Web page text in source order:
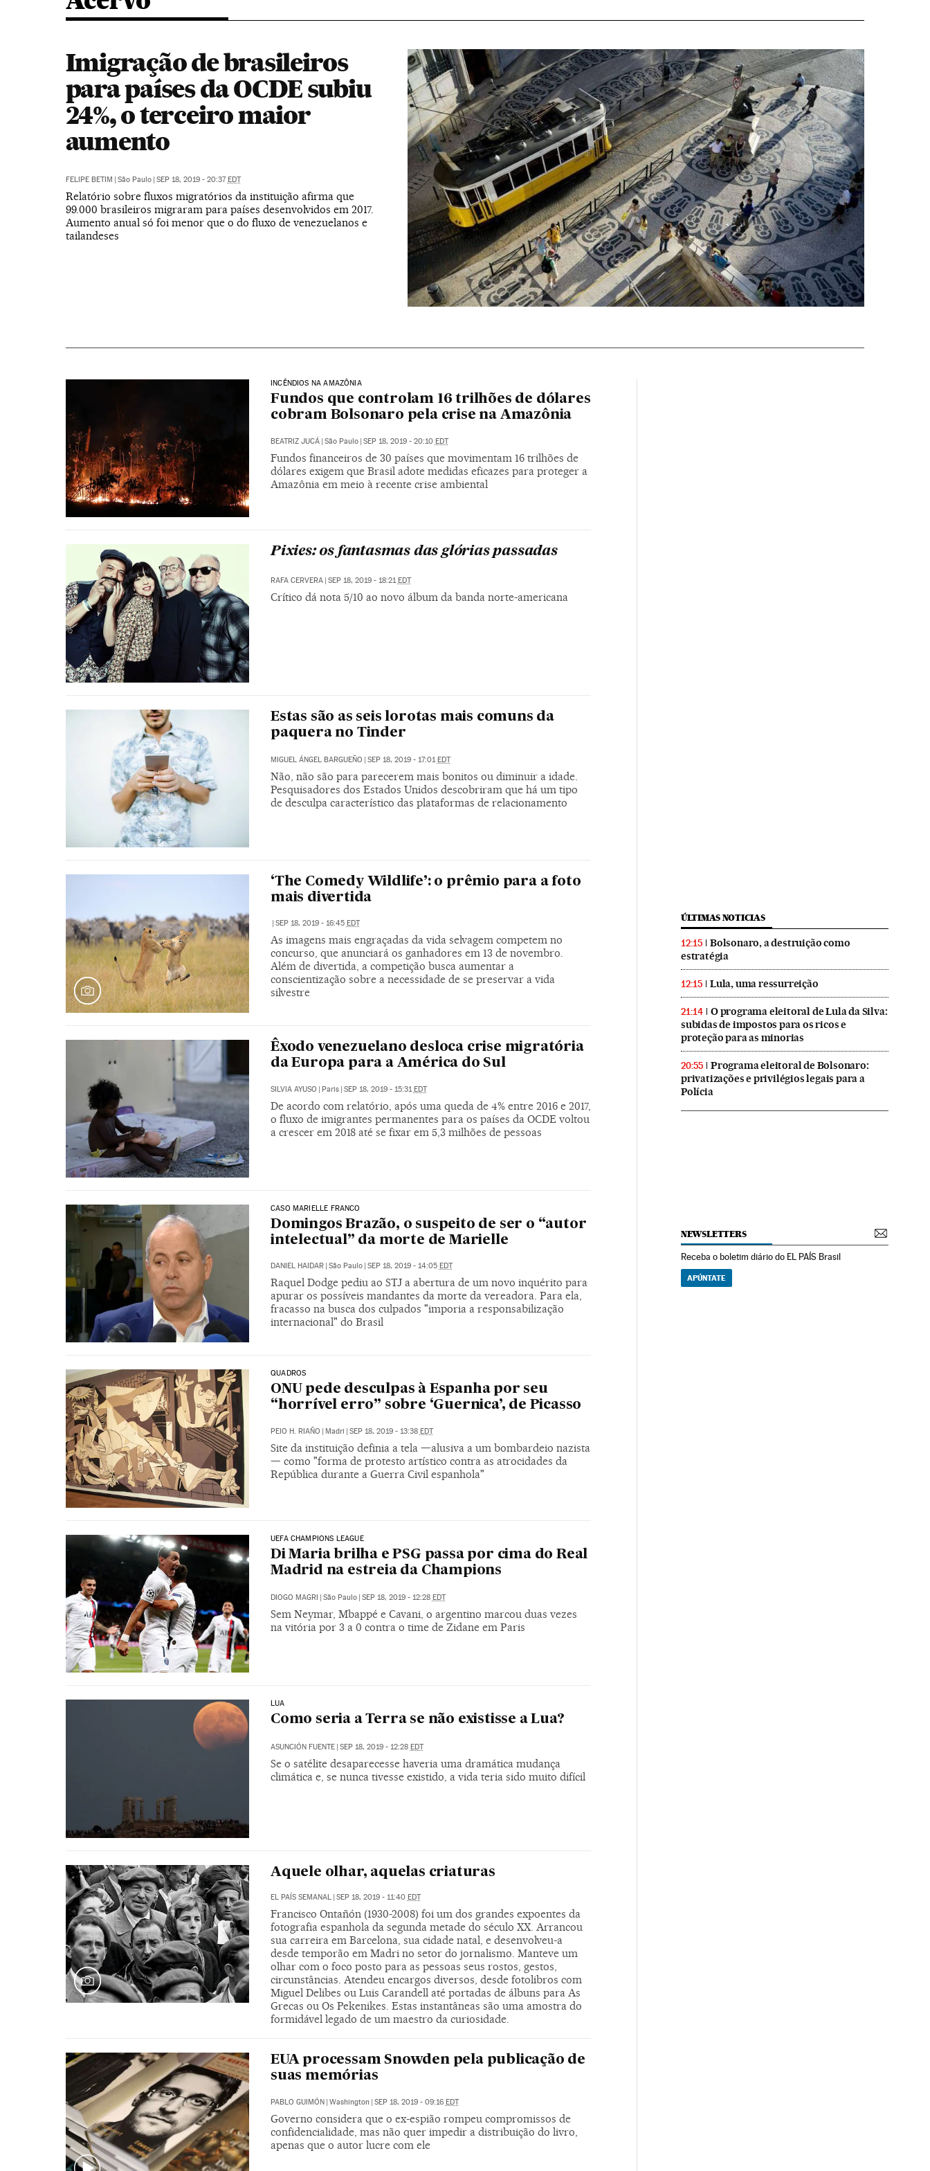
Imigração de brasileiros
para países da OCDE subiu
24%, o terceiro maior
aumento
FELIPE BETIM | São Paulo | SEP 18, 2019 - 20:37EDT
Relatório sobre fluxos migratórios da instituição afirma que
99.000 brasileiros migraram para países desenvolvidos em 2017.
Aumento anual só foi menor que o do fluxo de venezuelanos e
tailandeses
INCÊNDIOS NA AMAZÔNIA
Fundos que controlam 16 trilhões de dólares
cobram Bolsonaro pela crise na Amazônia
BEATRIZ JUCÁ | São Paulo | SEP 18, 2019 - 20:10 EDT
Fundos financeiros de 30 países que movimentam 16 trilhões de
dólares exigem que Brasil adote medidas eficazes para proteger a
Amazônia em meio à recente crise ambiental
Pixies: os fantasmas das glórias passadas
RAFA CERVERA | SEP 18, 2019 - 18:21EDT
Crítico dá nota 5/10 ao novo álbum da banda norte-americana
Estas são as seis lorotas mais comuns da
paquera no Tinder
MIGUEL ÁNGEL BARGUEÑO | SEP 18, 2019 - 17:01 EDT
Não, não são para parecerem mais bonitos ou diminuir a idade.
Pesquisadores dos Estados Unidos descobriram que há um tipo
de desculpa característico das plataformas de relacionamento
‘The Comedy Wildlife’: o prêmio para a foto
mais divertida
SEP 18, 2019 - 16:45 EDT
As imagens mais engraçadas da vida selvagem competem no
concurso, que anunciará os ganhadores em 13 de novembro.
Além de divertida, a competição busca aumentar a
conscientização sobre a necessidade de se preservar a vida
silvestre
Êxodo venezuelano desloca crise migratória
da Europa para a América do Sul
SILVIA AYUSO Paris SEP 18, 2019 - 15:31 EDT
De acordo com relatório, após uma queda de 4% entre 2016 e 2017,
o fluxo de imigrantes permanentes para os países da OCDE voltou
a crescer em 2018 até se fixar em 5,3 milhões de pessoas
CASO MARIELLE FRANCO
Domingos Brazão, o suspeito de ser o “autor
intelectual” da morte de Marielle
DANIEL HAIDAR | São Paulo | SEP 18, 2019 - 14:05 EDT
Raquel Dodge pediu ao STJ a abertura de um novo inquérito para
apurar os possíveis mandantes da morte da vereadora. Para ela,
fracasso na busca dos culpados "imporia a responsabilização
internacional" do Brasil
QUADROS
ONU pede desculpas à Espanha por seu
“horrível erro” sobre ‘Guernica’, de Picasso
PEIO H. RIAÑO Madri SEP 18, 2019 - 13:38 EDT
Site da instituição definia a tela —alusiva a um bombardeio nazista
— como "forma de protesto artístico contra as atrocidades da
República durante a Guerra Civil espanhola"
UEFA CHAMPIONS LEAGUE
Di Maria brilha e PSG passa por cima do Real
Madrid na estreia da Champions
DIOGO MAGRI | São Paulo | SEP 18, 2019 - 12:28 EDT
Sem Neymar, Mbappé e Cavani, o argentino marcou duas vezes
na vitória por 3 a 0 contra o time de Zidane em Paris
LUA
Como seria a Terra se não existisse a Lua?
ASUNCIÓN FUENTE SEP 18, 2019 - 12:28 EDT
Se o satélite desaparecesse haveria uma dramática mudança
climática e, se nunca tivesse existido, a vida teria sido muito difícil
Aquele olhar, aquelas criaturas
EL PAÍS SEMANAL | SEP 18, 2019 - 11:40 EDT
Francisco Ontañón (1930-2008) foi um dos grandes expoentes da
fotografia espanhola da segunda metade do século XX. Arrancou
sua carreira em Barcelona, sua cidade natal, e desenvolveu-a
desde temporão em Madri no setor do jornalismo. Manteve um
olhar com o foco posto para as pessoas seus rostos, gestos,
circunstâncias. Atendeu encargos diversos, desde fotolibros com
Miguel Delibes ou Luis Carandell até portadas de álbuns para As
Grecas ou Os Pekenikes. Estas instantâneas são uma amostra do
formidável legado de um maestro da curiosidade.
EUA processam Snowden pela publicação de
suas memórias
PABLO GUIMÓN Washington SEP 18, 2019 - 09:16 EDT
Governo considera que o ex-espião rompeu compromissos de
confidencialidade, mas não quer impedir a distribuição do livro,
apenas que o autor lucre com ele
ÚLTIMAS NOTICIAS
12:15
Bolsonaro, a destruição como
estratégia
12:15 Lula, uma ressurreição
21:14
O programa eleitoral de Lula da Silva:
subidas de impostos para os ricos e
proteção para as minorias
20:55
Programa eleitoral de Bolsonaro:
privatizações e privilégios legais para a
Polícia
NEWSLETTERS
Receba o boletim diário do EL PAÍS Brasil
APÚNTATE